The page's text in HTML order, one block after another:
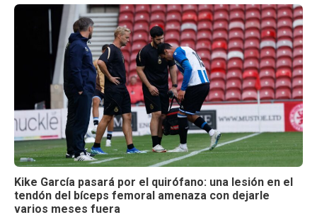
Kike García pasará por el quirófano: una lesión en el
tendón del bíceps femoral amenaza con dejarle
varios meses fuera